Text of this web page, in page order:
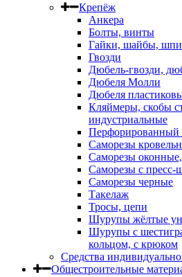
Крепёж
Анкера
Болты, винты
Гайки, шайбы,
Гвозди
Дюбель-гвозди,
Дюбеля Молли
Дюбеля
Кляймеры, скобы
индустриальные
Перфорированный
Саморезы
Саморезы
Саморезы с пресс-
Саморезы черные
Такелаж
Тросы, цепи
Шурупы жёлтые
Шурупы с
кольцом, с крюком
Средства
Общестроительные